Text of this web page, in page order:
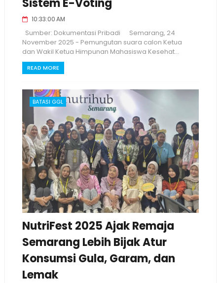
Sistem E-Voting
10:33:00 AM
Sumber: Dokumentasi Pribadi Semarang, 24
November 2025 - Pemungutan suara calon Ketua
dan Wakil Ketua Himpunan Mahasiswa Kesehat...
READ MORE
BATASI GGL
NutriFest 2025 Ajak Remaja
Semarang Lebih Bijak Atur
Konsumsi Gula, Garam, dan
Lemak